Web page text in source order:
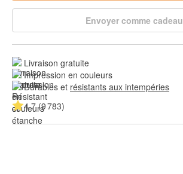
Envoyer comme cadeau
Livraison gratuite
Impression en couleurs
Durables et résistants aux intempéries
4.7 (9 783)